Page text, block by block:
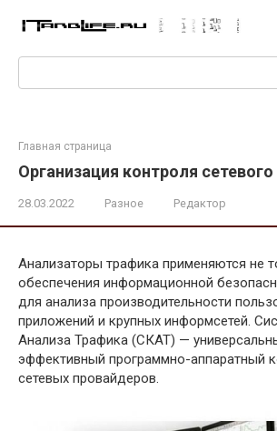
Поиск:
Главная страница
Организация контроля
28.03.2022 Разное Редактор
Анализаторы трафика применяются не
обеспечения информационной
для анализа производительности
приложений и крупных информсетей.
Анализа Трафика (СКАТ) —
эффективный программно-аппаратный
сетевых провайдеров.